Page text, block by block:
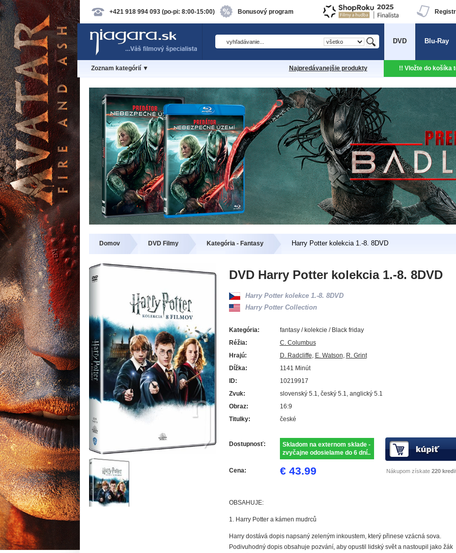
+421 918 994 093 (po-pi: 8:00-15:00) Bonusový program
DVD Blu-Ray
Zoznam kategórií ▼ Najpredávanejšie produkty !! Vložte do košíka
Domov DVD Filmy Kategória - Fantasy Harry Potter kolekcia 1.-8. 8DVD
DVD Harry Potter kolekcia 1.-8. 8DVD
Harry Potter kolekce 1.-8. 8DVD
Harry Potter Collection
Kategória:
fantasy / kolekcie / Black friday
Réžia:
C. Columbus
Hrajú:
D. Radcliffe, E. Watson, R. Grint
Dĺžka:
1141 Minút
ID:
10219917
Zvuk:
slovenský 5.1, český 5.1, anglický 5.1
Obraz:
16:9
Titulky:
české
Dostupnosť:
Skladom na externom sklade -
zvyčajne odosielame do 6 dní..
Cena: € 43.99 Nákupom získate 220
OBSAHUJE:
1. Harry Potter a kámen mudrců
Harry dostává dopis napsaný zeleným inkoustem, který přinese vzácná sova.
Podivuhodný dopis obsahuje pozvání, aby opustil lidský svět a nastoupil jako žák